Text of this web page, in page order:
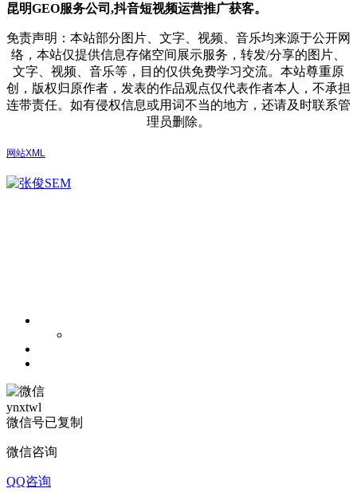
昆明GEO服务公司,抖音短视频运营推广获客。
免责声明：本站部分图片、文字、视频、音乐均来源于公开网
络，本站仅提供信息存储空间展示服务，转发/分享的图片、
文字、视频、音乐等，目的仅供免费学习交流。本站尊重原
创，版权归原作者，发表的作品观点仅代表作者本人，不承担
连带责任。如有侵权信息或用词不当的地方，还请及时联系管
理员删除。
网站XML
ynxtwl
微信号已复制
微信咨询
QQ咨询